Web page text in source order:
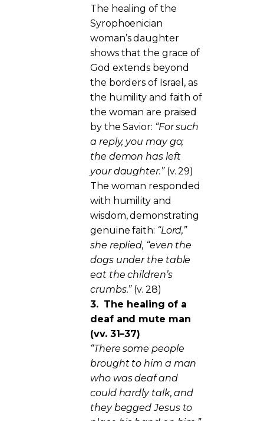
The healing of the
Syrophoenician
woman’s daughter
shows that the grace of
God extends beyond
the borders of Israel, as
the humility and faith of
the woman are praised
by the Savior: “For such
a reply, you may go;
the demon has left
your daughter.”(v. 29)
The woman responded
with humility and
wisdom, demonstrating
genuine faith: “Lord,”
she replied, “even the
dogs under the table
eat the children’s
crumbs.”(v. 28)
3. The healing of a
deaf and mute man
(vv. 31–37)
“There some people
brought to him a man
who was deaf and
could hardly talk, and
they begged Jesus to